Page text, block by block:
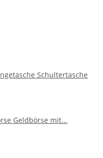
Schultertasche